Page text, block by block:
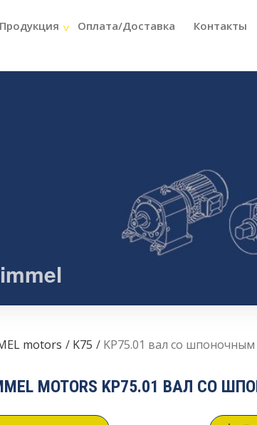
Продукция Оплата/Доставка Контакты
motors K75 KP75.01 вал со
MOTORS KP75.01 ВАЛ СО